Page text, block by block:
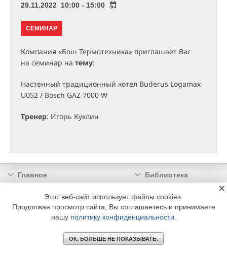
29.11.2022 10:00 - 15:00
СЕМИНАР
Компания «Бош Термотехника» приглашает Вас
на семинар на тему:
Настенный традиционный котел Buderus Logamax
U052 / Bosch GAZ 7000 W
Тренер: Игорь Куклин
Главное
Библиотека
Информация
Этот веб-сайт использует файлы cookies.
Продолжая просмотр сайта, Вы соглашаетесь и принимаете
нашу политику конфиденциальности
ОК. БОЛЬШЕ НЕ ПОКАЗЫВАТЬ.
×